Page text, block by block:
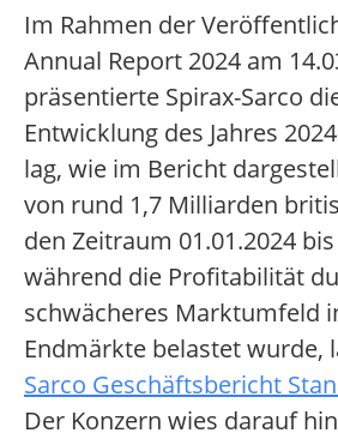
Im Rahmen der
Annual Report 2024 am
präsentierte Spirax-Sarco
Entwicklung des Jahres
lag, wie im Bericht
von rund 1,7 Milliarden
den Zeitraum 01.01.2024
während die Profitabilität
schwächeres Marktumfeld
Endmärkte belastet wurde,
Sarco Geschäftsbericht
Der Konzern wies darauf